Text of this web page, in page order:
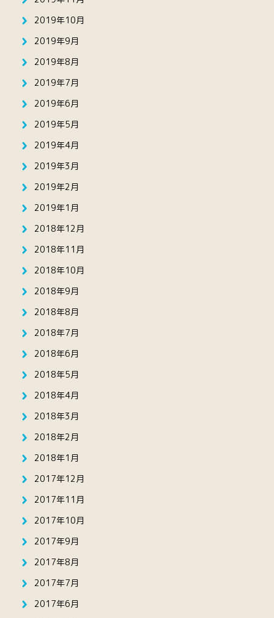
2019年10月
2019年9月
2019年8月
2019年7月
2019年6月
2019年5月
2019年4月
2019年3月
2019年2月
2019年1月
2018年12月
2018年11月
2018年10月
2018年9月
2018年8月
2018年7月
2018年6月
2018年5月
2018年4月
2018年3月
2018年2月
2018年1月
2017年12月
2017年11月
2017年10月
2017年9月
2017年8月
2017年7月
2017年6月